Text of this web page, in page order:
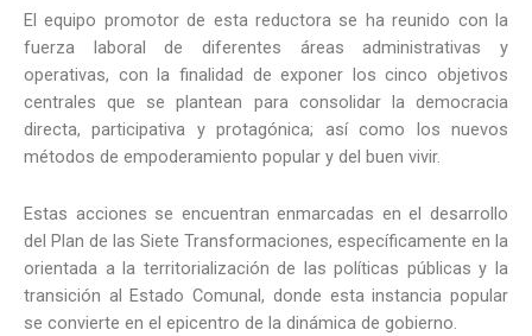
El equipo promotor de esta reductora se ha reunido con la
fuerza laboral de diferentes áreas administrativas y
operativas, con la finalidad de exponer los cinco objetivos
centrales que se plantean para consolidar la democracia
directa, participativa y protagónica; así como los nuevos
métodos de empoderamiento popular y del buen vivir.
Estas acciones se encuentran enmarcadas en el desarrollo
del Plan de las Siete Transformaciones, específicamente en la
orientada a la territorialización de las políticas públicas y la
transición al Estado Comunal, donde esta instancia popular
se convierte en el epicentro de la dinámica de gobierno.